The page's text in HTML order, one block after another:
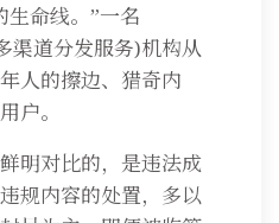
命线。”一名
渠道分发服务)机构从
人的擦边、猎奇内
户。
对比的，是违法成
规内容的处置，多以